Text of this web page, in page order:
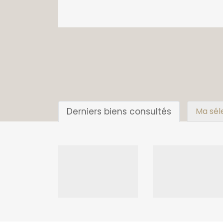
Derniers biens consultés Ma